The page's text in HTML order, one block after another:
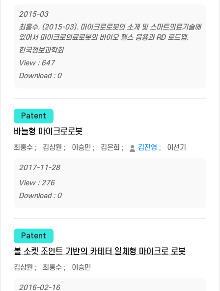
2015-03
최홍수. (2015-03). 마이크로로봇의 소개 및 스마트의료기술에
있어서 마이크로의료로봇의 바이오 헬스 응용과 RD 로드맵.
한국정보과학회
View : 647
Download : 0
Patent
바늘형 마이크로로봇
최홍수 ; 김상원 ; 이승민 ; 김은희 ; 김진영 ; 이선기
2017-11-28
View : 276
Download : 0
Patent
볼 소켓 조인트 기반의 카테터 일체형 마이크로 로봇
김상원 ; 최홍수 ; 이승민
2016-02-16